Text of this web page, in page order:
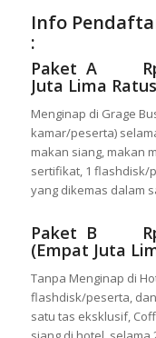
Info
:
Paket A Rp
Juta Lima
Menginap di Grage
kamar/peserta)
makan siang, makan
sertifikat, 1 flashdisk/
yang dikemas dalam
Paket B Rp
(Empat Juta
Tanpa Menginap di
flashdisk/peserta,
satu tas eksklusif,